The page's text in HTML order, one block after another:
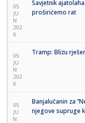
05
JU
N
202
6
Savjetnik
proširićemo rat
05
JU
N
202
6
Tramp: Blizu
05
JU
N
Banjalučanin za
njegove supruge